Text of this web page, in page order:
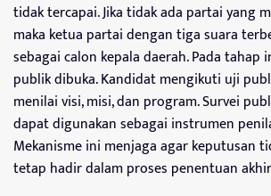
tidak tercapai. Jika tidak ada partai yang
maka ketua partai dengan tiga suara
sebagai calon kepala daerah. Pada tahap
publik dibuka. Kandidat mengikuti uji
menilai visi, misi, dan program. Survei
dapat digunakan sebagai instrumen
Mekanisme ini menjaga agar keputusan
tetap hadir dalam proses penentuan